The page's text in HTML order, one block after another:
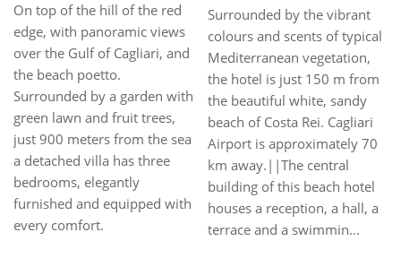
beach of Simius, famous for
its white and fine sand
lapped by a clear and
emeraldgreen water.
Surrounded by neat flower
gardens, the Altura is
composed by the main
building, where are sit...
located in North sardinia.
The Hotel is situated at the
heart of the city. The Hotel is
close to the city's main train
and bus stations. There are
multiple public transport
links within easy reach.
Guests will find the airport
within easy reach. Guests
can find the n...